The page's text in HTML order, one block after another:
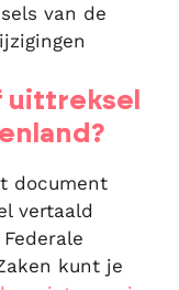
van de
uittreksel
document
vertaald
kunt je